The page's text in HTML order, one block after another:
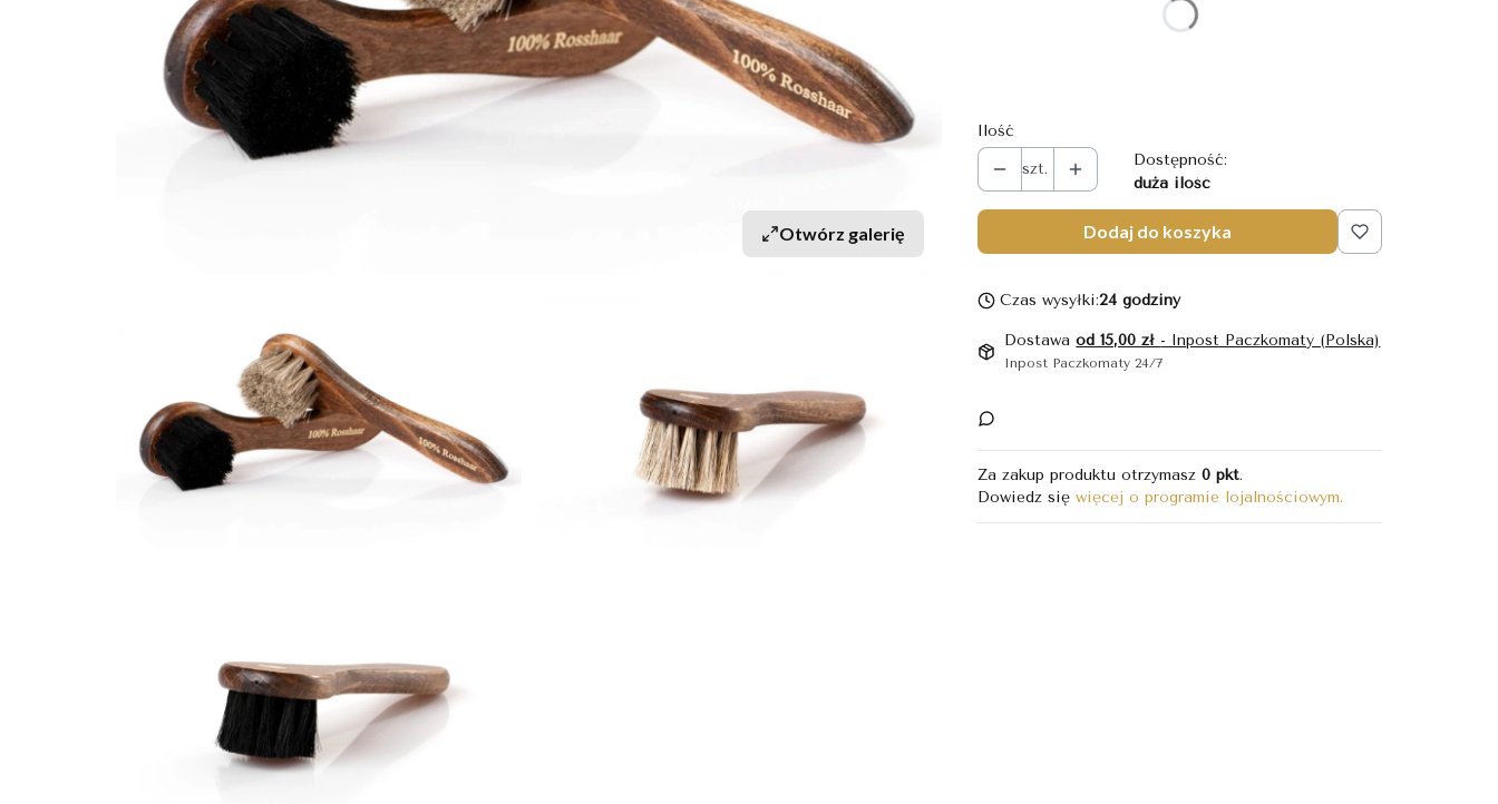
Otwórz galerię
Ilość
szt.
Dostępność:
duża ilość
Dodaj do koszyka
Czas wysyłki:24 godziny
Dostawaod 15,00 zł - Inpost Paczkomaty (Polska)
Inpost Paczkomaty 24/7
Za zakup produktu otrzymasz0 pkt.
Dowiedz sięwięcej o programie lojalnościowym.